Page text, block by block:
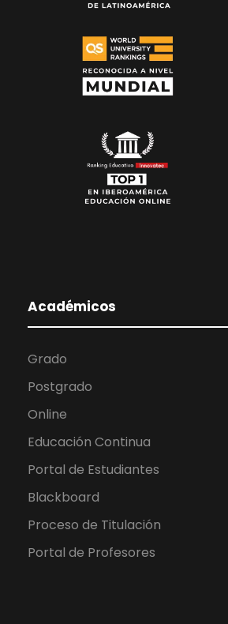
Académicos
Grado
Postgrado
Online
Educación Continua
Portal de Estudiantes
Blackboard
Proceso de Titulación
Portal de Profesores